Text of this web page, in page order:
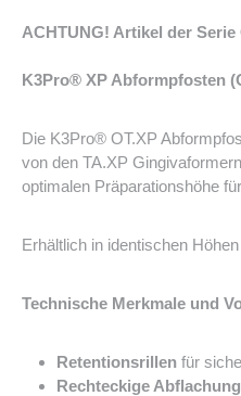
ACHTUNG! Artikel der
K3Pro® XP Abformpfosten
Die K3Pro® OT.XP
von den TA.XP
optimalen Präparationshöhe
Erhältlich in identischen
Technische Merkmale und
Retentionsrillen für
Rechteckige Abflachung